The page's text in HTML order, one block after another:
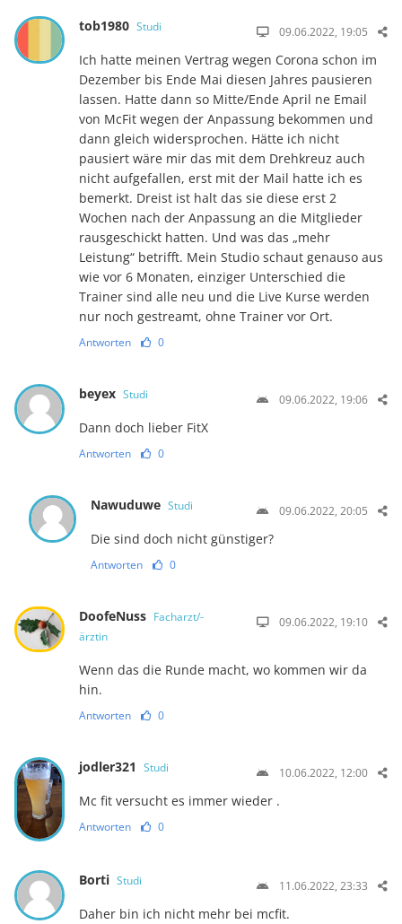
tob1980 Studi 09.06.2022, 19:05
Ich hatte meinen Vertrag wegen Corona schon im
Dezember bis Ende Mai diesen Jahres pausieren
lassen. Hatte dann so Mitte/Ende April ne Email
von McFit wegen der Anpassung bekommen und
dann gleich widersprochen. Hätte ich nicht
pausiert wäre mir das mit dem Drehkreuz auch
nicht aufgefallen, erst mit der Mail hatte ich es
bemerkt. Dreist ist halt das sie diese erst 2
Wochen nach der Anpassung an die Mitglieder
rausgeschickt hatten. Und was das „mehr
Leistung“ betrifft. Mein Studio schaut genauso aus
wie vor 6 Monaten, einziger Unterschied die
Trainer sind alle neu und die Live Kurse werden
nur noch gestreamt, ohne Trainer vor Ort.
Antworten 0
beyex Studi 09.06.2022, 19:06
Dann doch lieber FitX
Antworten 0
Nawuduwe Studi 09.06.2022, 20:05
Die sind doch nicht günstiger?
Antworten 0
DoofeNuss Facharzt/-
ärztin
09.06.2022, 19:10
Wenn das die Runde macht, wo kommen wir da
hin.
Antworten 0
jodler321 Studi 10.06.2022, 12:00
Mc fit versucht es immer wieder .
Antworten 0
Borti Studi 11.06.2022, 23:33
Daher bin ich nicht mehr bei mcfit.